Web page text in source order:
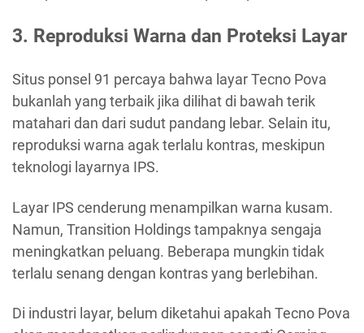
3. Reproduksi Warna dan Proteksi Layar
Situs ponsel 91 percaya bahwa layar Tecno Pova
bukanlah yang terbaik jika dilihat di bawah terik
matahari dan dari sudut pandang lebar. Selain itu,
reproduksi warna agak terlalu kontras, meskipun
teknologi layarnya IPS.
Layar IPS cenderung menampilkan warna kusam.
Namun, Transition Holdings tampaknya sengaja
meningkatkan peluang. Beberapa mungkin tidak
terlalu senang dengan kontras yang berlebihan.
Di industri layar, belum diketahui apakah Tecno Pova